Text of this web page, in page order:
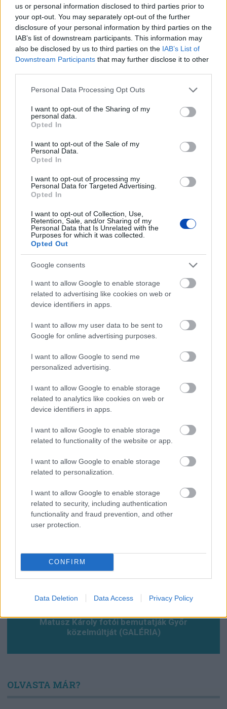
us or personal information disclosed to third parties prior to
your opt-out. You may separately opt-out of the further
disclosure of your personal information by third parties on the
IAB’s list of downstream participants. This information may
also be disclosed by us to third parties on the IAB’s List of
Downstream Participants that may further disclose it to other
Please note that this website/app uses one or more Google
not limited to your visit or usage behaviour. You may click to
grant or deny consent to Google and its third-party tags to
use your data for below specified purposes in below Google
consent section.
Personal Data Processing Opt Outs
I want to opt-out of the Sharing of my
personal data.
Opted In
I want to opt-out of the Sale of my
Personal Data.
Opted In
I want to opt-out of processing my
Personal Data for Targeted Advertising.
Opted In
I want to opt-out of Collection, Use,
Retention, Sale, and/or Sharing of my
Personal Data that Is Unrelated with the
Purposes for which it was collected.
Opted Out
Google consents
I want to allow Google to enable storage
related to advertising like cookies on web or
device identifiers in apps.
I want to allow my user data to be sent to
Google for online advertising purposes.
I want to allow Google to send me
personalized advertising.
I want to allow Google to enable storage
related to analytics like cookies on web or
device identifiers in apps.
I want to allow Google to enable storage
related to functionality of the website or app.
I want to allow Google to enable storage
related to personalization.
I want to allow Google to enable storage
related to security, including authentication
functionality and fraud prevention, and other
user protection.
CONFIRM
Data Deletion Data Access Privacy Policy
LEGFRISSEBB GALÉRIÁK
Már látható jelei vannak az autópálya
elkaphatók (VIDEÓ+GALÉRIA)
Baleset az alagútban, szerencsére csak
gyakorlat volt (VDEÓ, GALÉRIA)
Matusz Károly fotói bemutatják Győr
közelmúltját (GALÉRIA)
OLVASTA MÁR?